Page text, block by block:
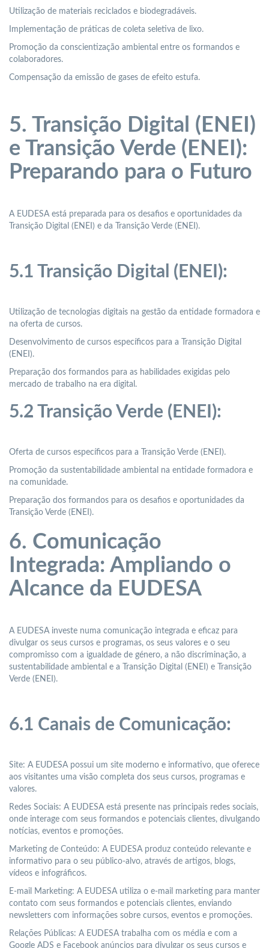
Utilização de materiais reciclados e biodegradáveis.
Implementação de práticas de coleta seletiva de lixo.
Promoção da conscientização ambiental entre os formandos e
colaboradores.
Compensação da emissão de gases de efeito estufa.
5. Transição Digital (ENEI)
e Transição Verde (ENEI):
Preparando para o Futuro
A EUDESA está preparada para os desafios e oportunidades da
Transição Digital (ENEI) e da Transição Verde (ENEI).
5.1 Transição Digital (ENEI):
Utilização de tecnologias digitais na gestão da entidade formadora e
na oferta de cursos.
Desenvolvimento de cursos específicos para a Transição Digital
(ENEI).
Preparação dos formandos para as habilidades exigidas pelo
mercado de trabalho na era digital.
5.2 Transição Verde (ENEI):
Oferta de cursos específicos para a Transição Verde (ENEI).
Promoção da sustentabilidade ambiental na entidade formadora e
na comunidade.
Preparação dos formandos para os desafios e oportunidades da
Transição Verde (ENEI).
6. Comunicação
Integrada: Ampliando o
Alcance da EUDESA
A EUDESA investe numa comunicação integrada e eficaz para
divulgar os seus cursos e programas, os seus valores e o seu
compromisso com a igualdade de género, a não discriminação, a
sustentabilidade ambiental e a Transição Digital (ENEI) e Transição
Verde (ENEI).
6.1 Canais de Comunicação:
Site: A EUDESA possui um site moderno e informativo, que oferece
aos visitantes uma visão completa dos seus cursos, programas e
valores.
Redes Sociais: A EUDESA está presente nas principais redes sociais,
onde interage com seus formandos e potenciais clientes, divulgando
notícias, eventos e promoções.
Marketing de Conteúdo: A EUDESA produz conteúdo relevante e
informativo para o seu público-alvo, através de artigos, blogs,
vídeos e infográficos.
E-mail Marketing: A EUDESA utiliza o e-mail marketing para manter
contato com seus formandos e potenciais clientes, enviando
newsletters com informações sobre cursos, eventos e promoções.
Relações Públicas: A EUDESA trabalha com os média e com a
Google ADS e Facebook anúncios para divulgar os seus cursos e